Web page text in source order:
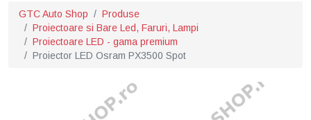
GTC Auto Shop
Produse
Proiectoare si Bare Led, Faruri, Lampi
Proiectoare LED - gama premium
Proiector LED Osram PX3500 Spot